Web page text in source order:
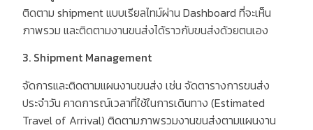
ติดตาม shipmentแบบเรียลไทม์ผ่าน Dashboardที่จะเห็น
ภาพรวม และติดตามงานขนส่งได้ราวกับขนส่งด้วยตนเอง
3. Shipment Management
จัดการและติดตามแผนงานขนส่ง เช่น จัดตารางการขนส่ง
ประจำวัน คาดการณ์เวลาที่ใช้ในการเดินทาง (Estimated
Travel of Arrival)ติดตามภาพรวมงานขนส่งตามแผนงาน